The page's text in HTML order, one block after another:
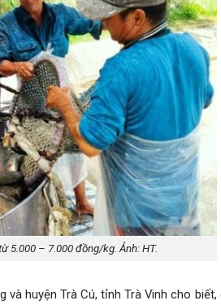
5.000 – 7.000 đồng/kg. Ảnh: HT.
huyện Trà Cú, tỉnh Trà Vinh cho